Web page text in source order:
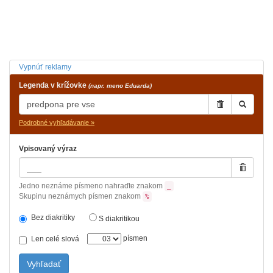
Vypnúť reklamy
Legenda v krížovke (napr. meno Eduarda)
Podrobné vyhľadávanie »
Vpisovaný výraz
Jedno neznáme písmeno nahraďte znakom
Skupinu neznámych písmen znakom %
Bez diakritiky S diakritikou
Len celé slová písmen
Vyhľadať